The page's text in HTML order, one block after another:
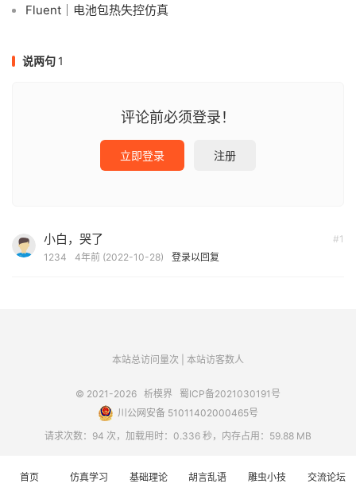
Fluent｜电池包热失控仿真
说两句 1
评论前必须登录！
立即登录 注册
#1
小白，哭了
1234 4年前 (2022-10-28) 登录以回复
本站总访问量次 本站访客数人
© 2021-2026 析模界
蜀ICP备2021030191号
川公网安备 51011402000465号
请求次数：94 次，加载用时：0.336 秒，内存占用：59.88 MB
首页 仿真学习 基础理论 胡言乱语 雕虫小技 交流论坛